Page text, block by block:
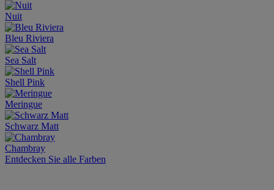
Nuit
Bleu Riviera
Sea Salt
Shell Pink
Meringue
Schwarz Matt
Chambray
Entdecken Sie alle Farben